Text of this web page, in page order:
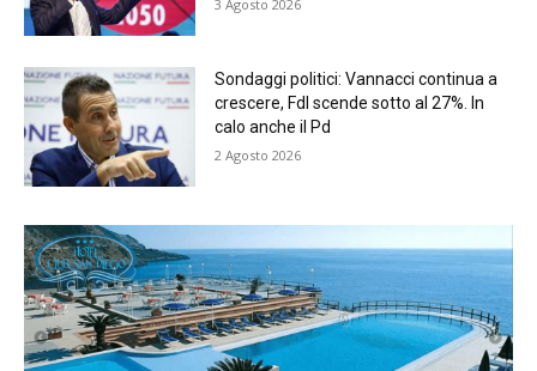
3 Agosto 2026
Sondaggi politici: Vannacci continua a
crescere, FdI scende sotto al 27%. In
calo anche il Pd
2 Agosto 2026